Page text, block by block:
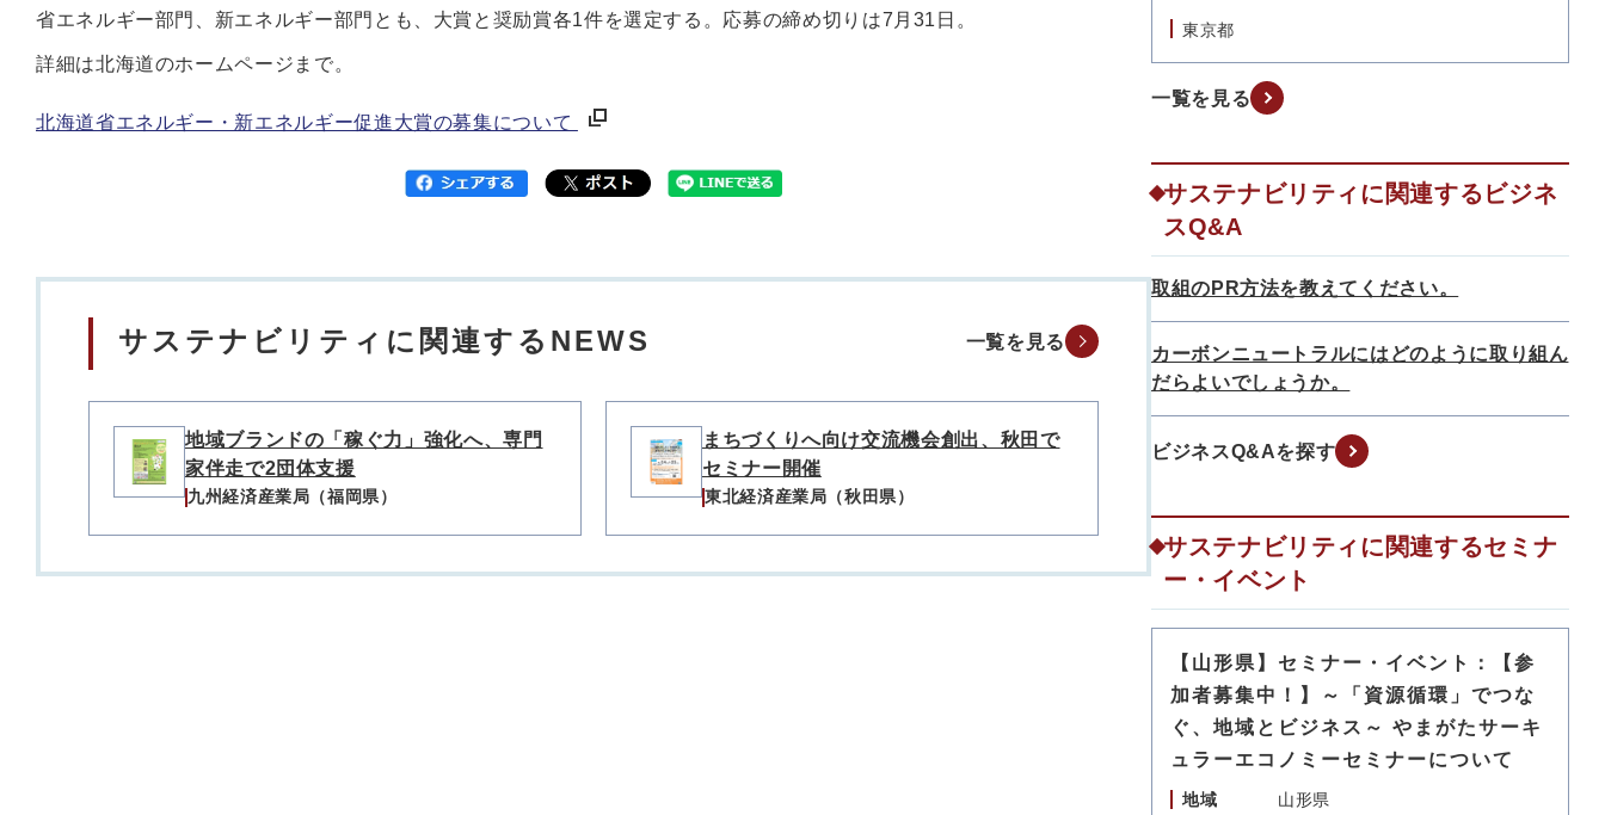
省エネルギー部門、新エネルギー部門とも、大賞と奨励賞各1件を選定する。応募の締め切りは7月31日。
詳細は北海道のホームページまで。
北海道省エネルギー・新エネルギー促進大賞の募集について
サステナビリティに関連するNEWS 一覧を見る
地域ブランドの「稼ぐ力」強化へ、専門
家伴走で2団体支援
九州経済産業局（福岡県）
まちづくりへ向け交流機会創出、秋田で
セミナー開催
東北経済産業局（秋田県）
東京都
一覧を見る
サステナビリティに関連するビジネ
スQ&A
取組のPR方法を教えてください。
カーボンニュートラルにはどのように取り組ん
だらよいでしょうか。
ビジネスQ&Aを探す
サステナビリティに関連するセミナ
ー・イベント
【山形県】セミナー・イベント：【参
加者募集中！】～「資源循環」でつな
ぐ、地域とビジネス～ やまがたサーキ
ュラーエコノミーセミナーについて
地域
山形県